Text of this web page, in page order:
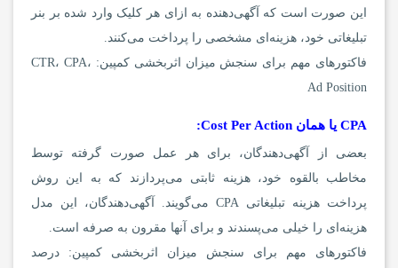
این صورت است که آگهی‌دهنده به ازای هر کلیک وارد شده بر بنر
تبلیغاتی خود، هزینه‌ای مشخصی را پرداخت می‌کنند.
فاکتورهای مهم برای سنجش میزان اثربخشی کمپین: CTR، CPA،
Ad Position
CPA یا همان Cost Per Action:
بعضی از آگهی‌دهندگان، برای هر عمل صورت گرفته توسط
مخاطب بالقوه خود، هزینه ثابتی می‌پردازند که به این روش
پرداخت هزینه تبلیغاتی CPA می‌گویند. آگهی‌دهندگان، این مدل
هزینه‌ای را خیلی می‌پسندند و برای آنها مقرون به صرفه است.
فاکتورهای مهم برای سنجش میزان اثربخشی کمپین: درصد